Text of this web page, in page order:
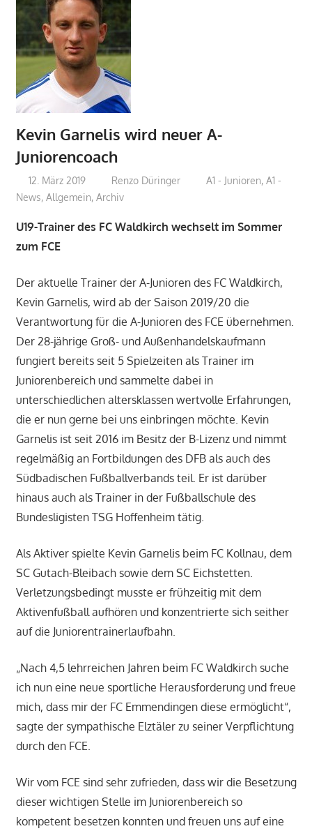
Kevin Garnelis wird neuer A-
Juniorencoach
12. März 2019 Renzo Düringer A1 - Junioren,A1 -
News, Allgemein, Archiv
U19-Trainer des FC Waldkirch wechselt im Sommer
zum FCE
Der aktuelle Trainer der A-Junioren des FC Waldkirch,
Kevin Garnelis, wird ab der Saison 2019/20 die
Verantwortung für die A-Junioren des FCE übernehmen.
Der 28-jährige Groß- und Außenhandelskaufmann
fungiert bereits seit 5 Spielzeiten als Trainer im
Juniorenbereich und sammelte dabei in
unterschiedlichen altersklassen wertvolle Erfahrungen,
die er nun gerne bei uns einbringen möchte. Kevin
Garnelis ist seit 2016 im Besitz der B-Lizenz und nimmt
regelmäßig an Fortbildungen des DFB als auch des
Südbadischen Fußballverbands teil. Er ist darüber
hinaus auch als Trainer in der Fußballschule des
Bundesligisten TSG Hoffenheim tätig.
Als Aktiver spielte Kevin Garnelis beim FC Kollnau, dem
SC Gutach-Bleibach sowie dem SC Eichstetten.
Verletzungsbedingt musste er frühzeitig mit dem
Aktivenfußball aufhören und konzentrierte sich seither
auf die Juniorentrainerlaufbahn.
„Nach 4,5 lehrreichen Jahren beim FC Waldkirch suche
ich nun eine neue sportliche Herausforderung und freue
mich, dass mir der FC Emmendingen diese ermöglicht“,
sagte der sympathische Elztäler zu seiner Verpflichtung
durch den FCE.
Wir vom FCE sind sehr zufrieden, dass wir die Besetzung
dieser wichtigen Stelle im Juniorenbereich so
kompetent besetzen konnten und freuen uns auf eine